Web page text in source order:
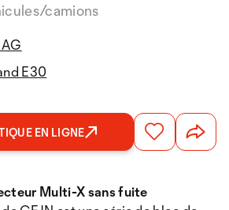
camions
E30
EN LIGNE
Multi-X sans fuite